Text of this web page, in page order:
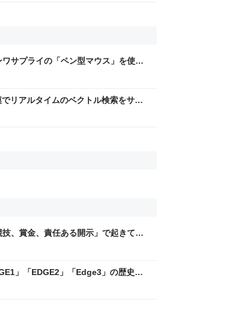
サプライの「ペン型マウス」を使っ
リアルタイムのベクトル検索をサポ
Services
、賞金、責任ある開示」で起きてい
」「EDGE2」「Edge3」の歴史に
ックLAB